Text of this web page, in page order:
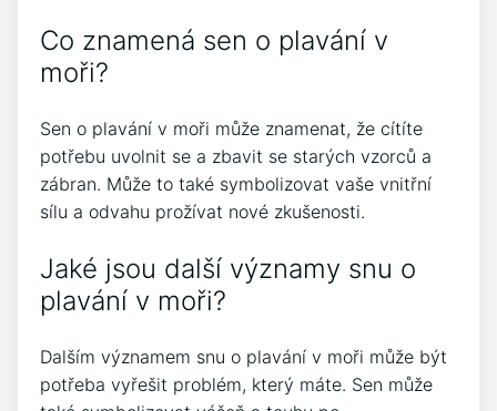
Co znamená sen o plavání v
moři?
Sen o plavání v moři může znamenat, že cítíte
potřebu uvolnit se a zbavit se starých vzorců a
zábran. Může to také symbolizovat vaše vnitřní
sílu a odvahu prožívat nové zkušenosti.
Jaké jsou další významy snu o
plavání v moři?
Dalším významem snu o plavání v moři může být
potřeba vyřešit problém, který máte. Sen může